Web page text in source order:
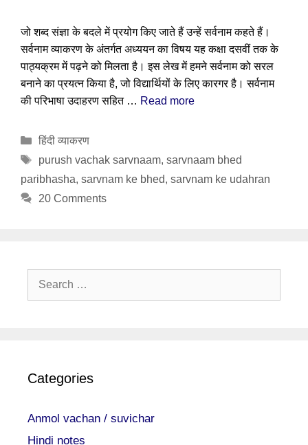
जो शब्द संज्ञा के बदले में प्रयोग किए जाते हैं उन्हें सर्वनाम कहते हैं।
सर्वनाम व्याकरण के अंतर्गत अध्ययन का विषय यह कक्षा दसवीं तक के
पाठ्यक्रम में पढ़ने को मिलता है। इस लेख में हमने सर्वनाम को सरल
बनाने का प्रयत्न किया है, जो विद्यार्थियों के लिए कारगर है। सर्वनाम
की परिभाषा उदाहरण सहित … Read more
Categories
हिंदी व्याकरण
Tags
purush vachak sarvnaam, sarvnaam bhed
paribhasha, sarvnam ke bhed, sarvnam ke udahran
20 Comments
Search
Categories
Anmol vachan / suvichar
Hindi notes